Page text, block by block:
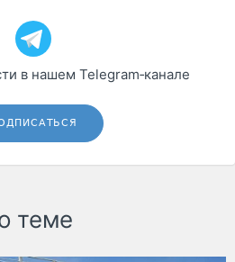
в нашем Telegram‑канале
теме